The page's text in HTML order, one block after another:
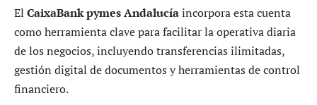
El CaixaBank pymes Andalucíaincorpora esta cuenta
como herramienta clave para facilitar la operativa diaria
de los negocios, incluyendo transferencias ilimitadas,
gestión digital de documentos y herramientas de control
financiero.